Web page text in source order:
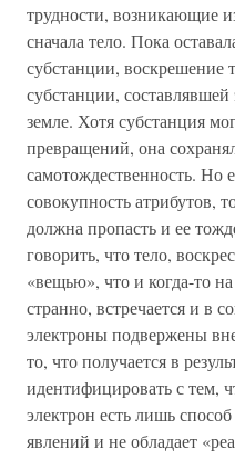
трудности, возникающие
сначала тело. Пока
субстанции, воскрешение
субстанции,
земле. Хотя субстанция
превращений, она
самотождественность. Но
совокупность атрибутов,
должна пропасть и ее
говорить, что тело,
«вещью», что и когда-то
странно, встречается и в
электроны подвержены
то, что получается в
идентифицировать с тем,
электрон есть лишь
явлений и не обладает